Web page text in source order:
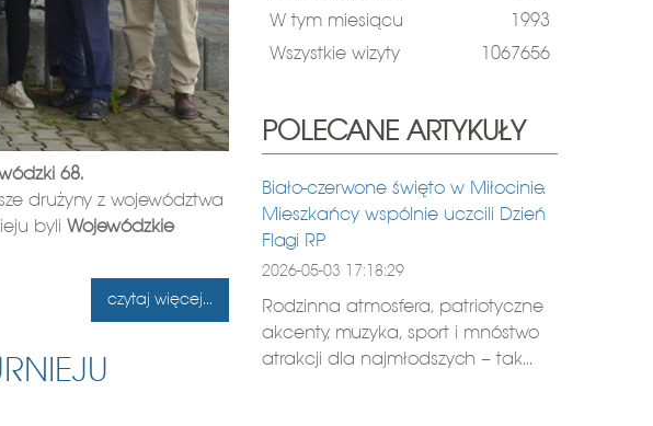
68.
drużyny z województwa
byli Wojewódzkie
czytaj więcej...
W tym miesiącu
1993
Wszystkie wizyty
1067656
POLECANE ARTYKUŁY
Biało-czerwone święto w Miłocinie.
Mieszkańcy wspólnie uczcili Dzień
Flagi RP
2026-05-03 17:18:29
Rodzinna atmosfera, patriotyczne
akcenty, muzyka, sport i mnóstwo
atrakcji dla najmłodszych – tak...